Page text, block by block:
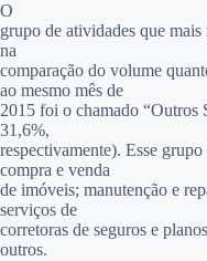
O
grupo de atividades que
na
comparação do volume
ao mesmo mês de
2015 foi o chamado “Outros
31,6%,
respectivamente). Esse
compra e venda
de imóveis; manutenção e
serviços de
corretoras de seguros e
outros.